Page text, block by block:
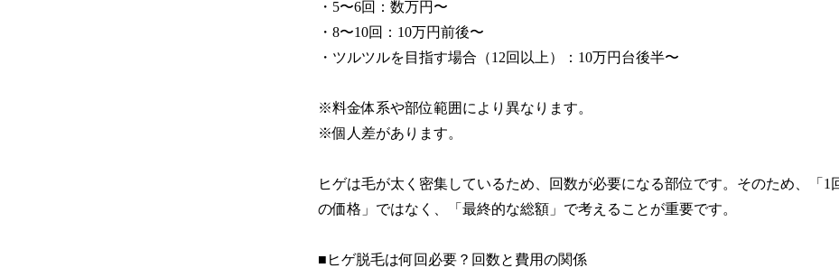
・5〜6回：数万円〜
・8〜10回：10万円前後〜
・ツルツルを目指す場合（12回以上）：10万円台後半〜
※料金体系や部位範囲により異なります。
※個人差があります。
ヒゲは毛が太く密集しているため、回数が必要になる部位です。そのため、「1
の価格」ではなく、「最終的な総額」で考えることが重要です。
■ヒゲ脱毛は何回必要？回数と費用の関係